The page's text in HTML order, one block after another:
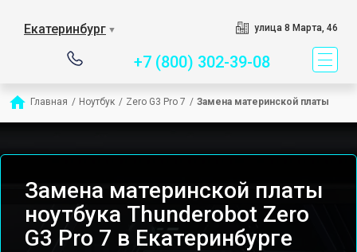
Екатеринбург ▼ улица 8 Марта, 46
+7 (800) 302-39-08
Главная / Ноутбук / Zero G3 Pro 7 / Замена материнской платы
Замена материнской платы
ноутбука Thunderobot Zero
G3 Pro 7 в Екатеринбурге